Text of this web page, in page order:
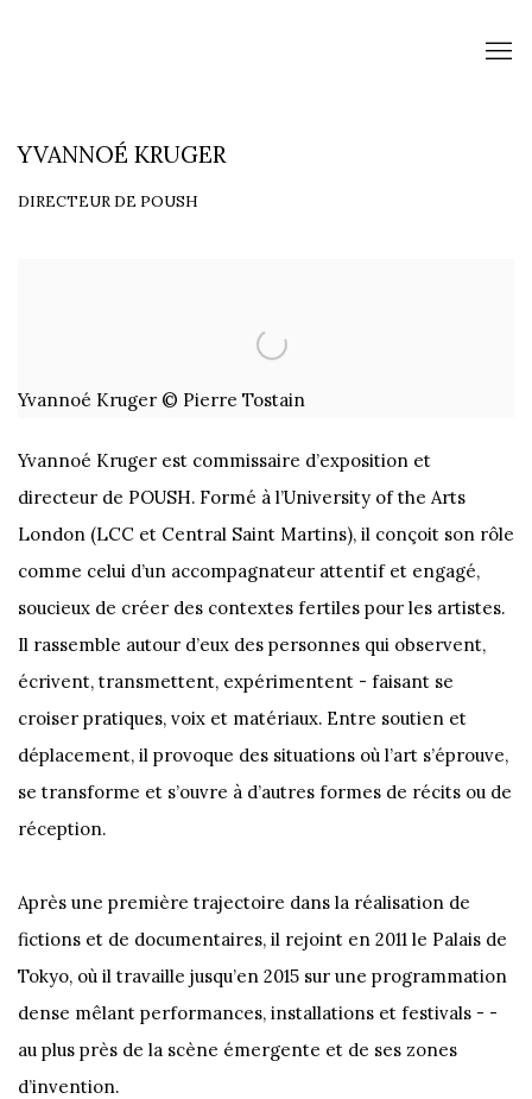
YVANNOÉ KRUGER
DIRECTEUR DE POUSH
Yvannoé Kruger © Pierre Tostain
Yvannoé Kruger est commissaire d’exposition et
directeur de POUSH. Formé à l’University of the Arts
London (LCC et Central Saint Martins), il conçoit son rôle
comme celui d’un accompagnateur attentif et engagé,
soucieux de créer des contextes fertiles pour les artistes.
Il rassemble autour d’eux des personnes qui observent,
écrivent, transmettent, expérimentent - faisant se
croiser pratiques, voix et matériaux. Entre soutien et
déplacement, il provoque des situations où l’art s’éprouve,
se transforme et s’ouvre à d’autres formes de récits ou de
réception.
Après une première trajectoire dans la réalisation de
fictions et de documentaires, il rejoint en 2011 le Palais de
Tokyo, où il travaille jusqu’en 2015 sur une programmation
dense mêlant performances, installations et festivals - -
au plus près de la scène émergente et de ses zones
d’invention.